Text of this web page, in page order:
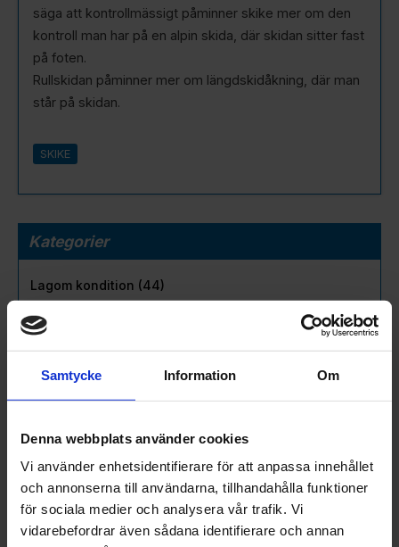
Samtycke Information Om
Denna webbplats använder cookies
Vi använder enhetsidentifierare för att anpassa innehållet
och annonserna till användarna, tillhandahålla funktioner
för sociala medier och analysera vår trafik. Vi
vidarebefordrar även sådana identifierare och annan
säga att kontrollmässigt påminner skike mer om den
kontroll man har på en alpin skida, där skidan sitter fast
på foten.
Rullskidan påminner mer om längdskidåkning, där man
står på skidan.
SKIKE
Kategorier
Lagom kondition (44)
Rullskidor (2)
Skike (1)
Produkter (2)
Taggar
Vallor
Vasaloppet